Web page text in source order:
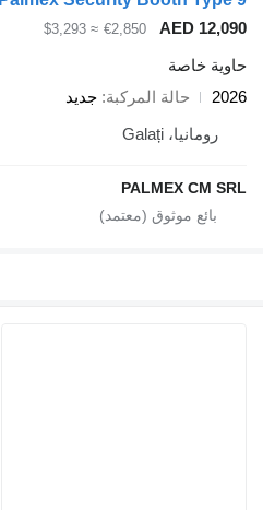
AED 12,090
€2,850
≈ $3,293
حاوية خاصة
2026
حالة المركبة جديد
رومانيا، Galați
PALMEX CM SRL